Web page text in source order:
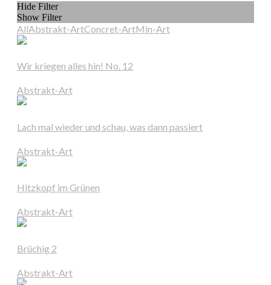
Hide Filter
Show Filter
AllAbstrakt-ArtConcret-ArtMin-Art
Wir kriegen alles hin! No. 12
Abstrakt-Art
Lach mal wieder und schau, was dann passiert
Abstrakt-Art
Hitzkopf im Grünen
Abstrakt-Art
Brüchig 2
Abstrakt-Art